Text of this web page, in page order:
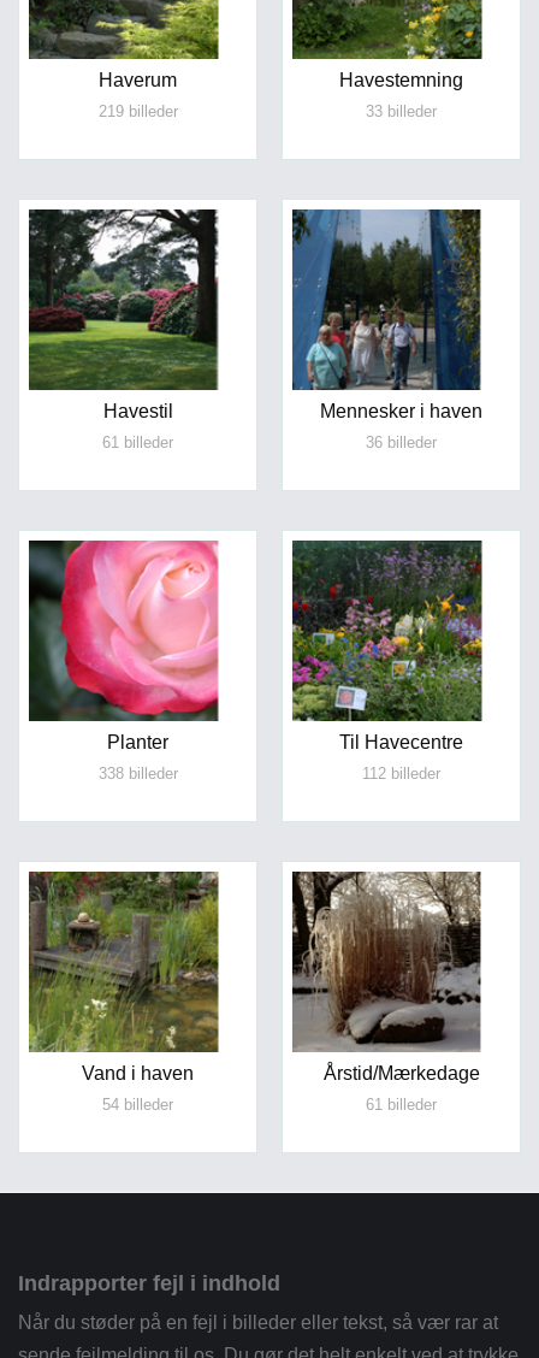
Haverum
219 billeder
Havestemning
33 billeder
Havestil
61 billeder
Mennesker i haven
36 billeder
Planter
338 billeder
Til Havecentre
112 billeder
Vand i haven
54 billeder
Årstid/Mærkedage
61 billeder
Indrapporter fejl i indhold
Når du støder på en fejl i billeder eller tekst, så vær rar at